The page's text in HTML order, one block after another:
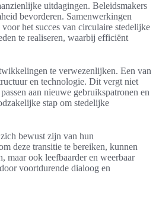
uitdagingen. Beleidsmakers
bevorderen. Samenwerkingen
het succes van circulaire stedelijke
te realiseren, waarbij efficiënt
te verwezenlijken. Een van
en technologie. Dit vergt niet
aan nieuwe gebruikspatronen en
stap om stedelijke
bewust zijn van hun
deze transitie te bereiken, kunnen
maar ook leefbaarder en weerbaar
voortdurende dialoog en